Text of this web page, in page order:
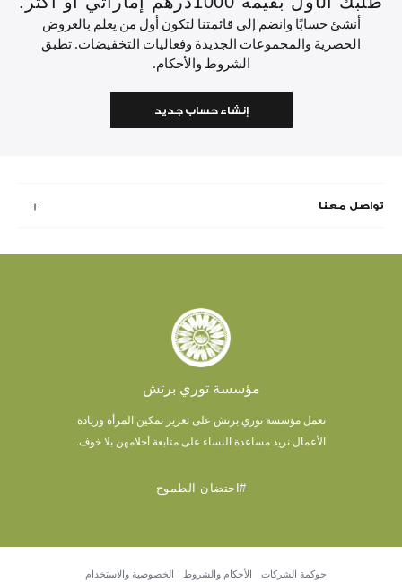
أنشئ حسابًا وانضم إلى قائمتنا لتكون أول من يعلم بالعروض
الحصرية والمجموعات الجديدة وفعاليات التخفيضات. تطبق
الشروط والأحكام.
إنشاء حساب جديد
تواصل معنا
مؤسسة توري برتش
تعمل مؤسسة توري برتش على تعزيز تمكين المرأة وريادة
الأعمال. نريد مساعدة النساء على متابعة أحلامهن بلا خوف.
#احتضان الطموح
حوكمة الشركات الأحكام والشروط الخصوصية والاستخدام